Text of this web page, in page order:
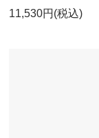
11,530円(税込)